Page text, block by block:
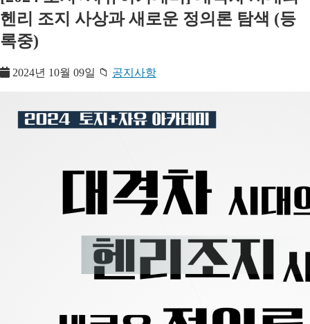
헨리 조지 사상과 새로운 정의론 탐색 (등
록중)
2024년 10월 09일 📁 공지사항